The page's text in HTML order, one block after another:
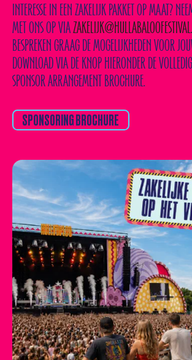
INTERESSE IN EEN ZAKELIJK PAKKET OP MAAT?
MET ONS OP VIA
BESPREKEN GRAAG DE MOGELIJKHEDEN VOOR
DOWNLOAD VIA DE KNOP HIERONDER DE
SPONSOR ARRANGEMENT BROCHURE.
SPONSORING BROCHURE
SPONSORING BROCHURE